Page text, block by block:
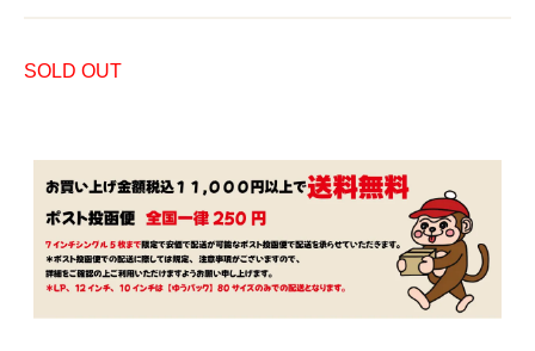
SOLD OUT